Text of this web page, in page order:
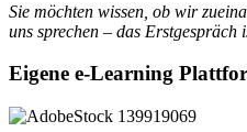
Sie möchten wissen, ob wir
uns sprechen – das Erstgespräch
Eigene e-Learning